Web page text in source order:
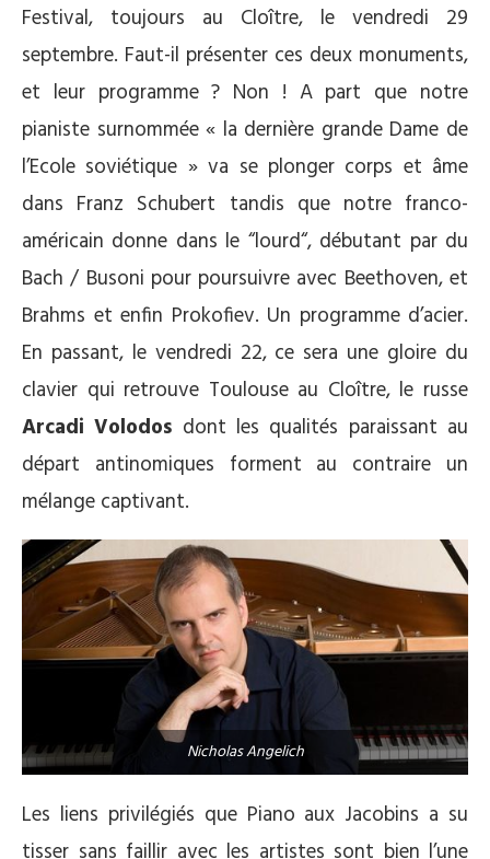
Festival, toujours au Cloître, le vendredi 29
septembre. Faut-il présenter ces deux monuments,
et leur programme ? Non ! A part que notre
pianiste surnommée « la dernière grande Dame de
l’Ecole soviétique » va se plonger corps et âme
dans Franz Schubert tandis que notre franco-
américain donne dans le “lourd“, débutant par du
Bach / Busoni pour poursuivre avec Beethoven, et
Brahms et enfin Prokofiev. Un programme d’acier.
En passant, le vendredi 22, ce sera une gloire du
clavier qui retrouve Toulouse au Cloître, le russe
Arcadi Volodos dont les qualités paraissant au
départ antinomiques forment au contraire un
mélange captivant.
Nicholas Angelich
Les liens privilégiés que Piano aux Jacobins a su
tisser sans faillir avec les artistes sont bien l’une